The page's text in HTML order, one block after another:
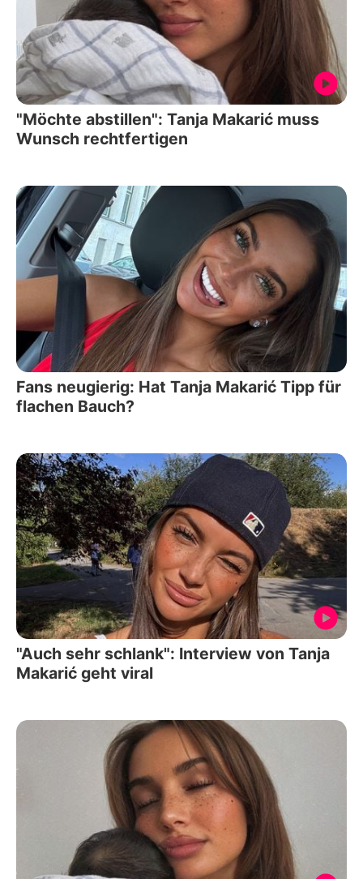
"Möchte abstillen": Tanja Makarić muss
Wunsch rechtfertigen
Fans neugierig: Hat Tanja Makarić Tipp für
flachen Bauch?
"Auch sehr schlank": Interview von Tanja
Makarić geht viral